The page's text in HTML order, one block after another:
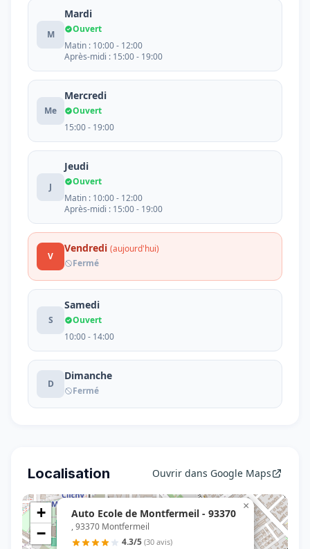
M
Mardi
Ouvert
Matin : 10:00 - 12:00
Après-midi : 15:00 - 19:00
Me
Mercredi
Ouvert
15:00 - 19:00
J
Jeudi
Ouvert
Matin : 10:00 - 12:00
Après-midi : 15:00 - 19:00
V
Vendredi (aujourd'hui)
Fermé
S
Samedi
Ouvert
10:00 - 14:00
D
Dimanche
Fermé
Localisation Ouvrir dans Google Maps
Auto Ecole de Montfermeil - 93370
, 93370 Montfermeil
4.3/5 (30 avis)
×
+
−